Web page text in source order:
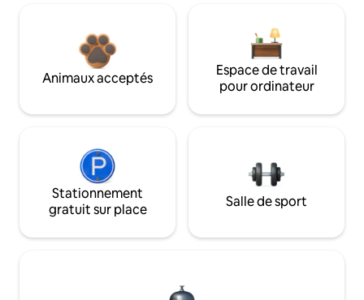
Animaux acceptés
Espace de travail
pour ordinateur
Stationnement
gratuit sur place
Salle de sport